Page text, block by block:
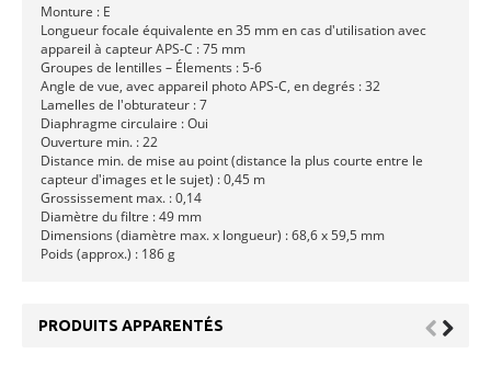
Monture : E
Longueur focale équivalente en 35 mm en cas d'utilisation avec
appareil à capteur APS-C : 75 mm
Groupes de lentilles – Élements : 5-6
Angle de vue, avec appareil photo APS-C, en degrés : 32
Lamelles de l'obturateur : 7
Diaphragme circulaire : Oui
Ouverture min. : 22
Distance min. de mise au point (distance la plus courte entre le
capteur d'images et le sujet) : 0,45 m
Grossissement max. : 0,14
Diamètre du filtre : 49 mm
Dimensions (diamètre max. x longueur) : 68,6 x 59,5 mm
Poids (approx.) : 186 g
PRODUITS APPARENTÉS